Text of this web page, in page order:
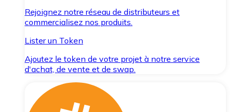
Rejoignez notre réseau de distributeurs et
commercialisez nos produits.
Lister un Token
Ajoutez le token de votre projet à notre service
d'achat, de vente et de swap.